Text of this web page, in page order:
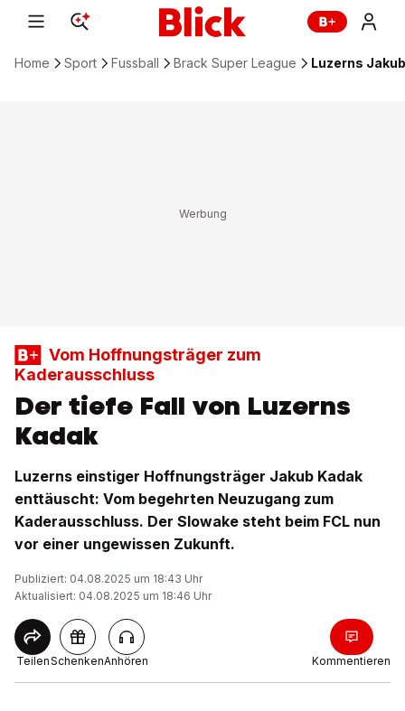
Home Sport Fussball Brack Super League Luzerns
Vom Hoffnungsträger zum
Kaderausschluss
Der tiefe Fall von Luzerns
Kadak
Luzerns einstiger Hoffnungsträger Jakub Kadak
enttäuscht: Vom begehrten Neuzugang zum
Kaderausschluss. Der Slowake steht beim FCL nun
vor einer ungewissen Zukunft.
Publiziert: 04.08.2025 um 18:43 Uhr
Aktualisiert: 04.08.2025 um 18:46 Uhr
TeilenSchenkenAnhören Kommentieren